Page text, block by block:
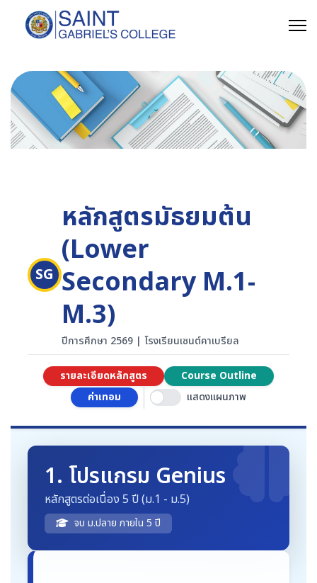
SG
หลักสูตรมัธยมต้น
(Lower
Secondary M.1-
M.3)
ปีการศึกษา 2569 | โรงเรียนเซนต์คาเบรียล
รายละเอียดหลักสูตร
Course Outline
ค่าเทอม
แสดงแผนภาพ
1. โปรแกรม Genius
หลักสูตรต่อเนื่อง 5 ปี (ม.1 - ม.5)
จบ ม.ปลาย ภายใน 5 ปี